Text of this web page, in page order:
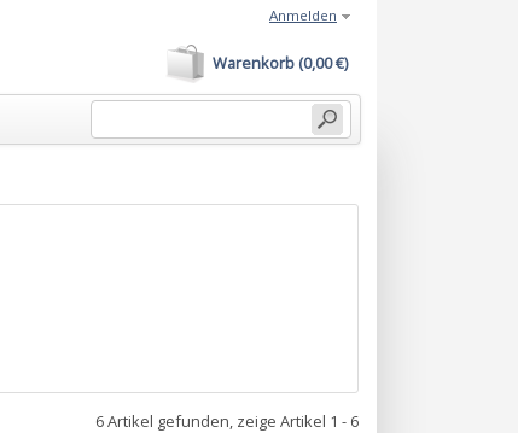
Warenkorb (0,00 €)
Anmelden
6 Artikel gefunden, zeige Artikel 1 - 6